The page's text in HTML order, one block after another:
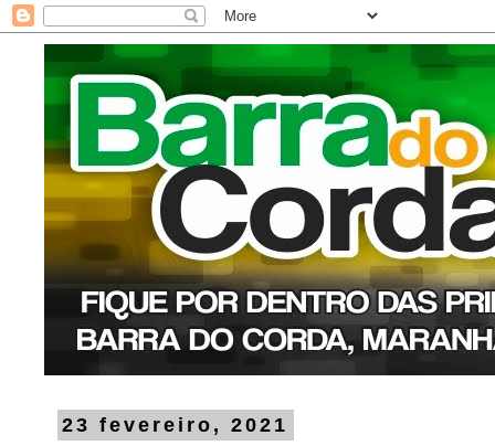
23 fevereiro, 2021